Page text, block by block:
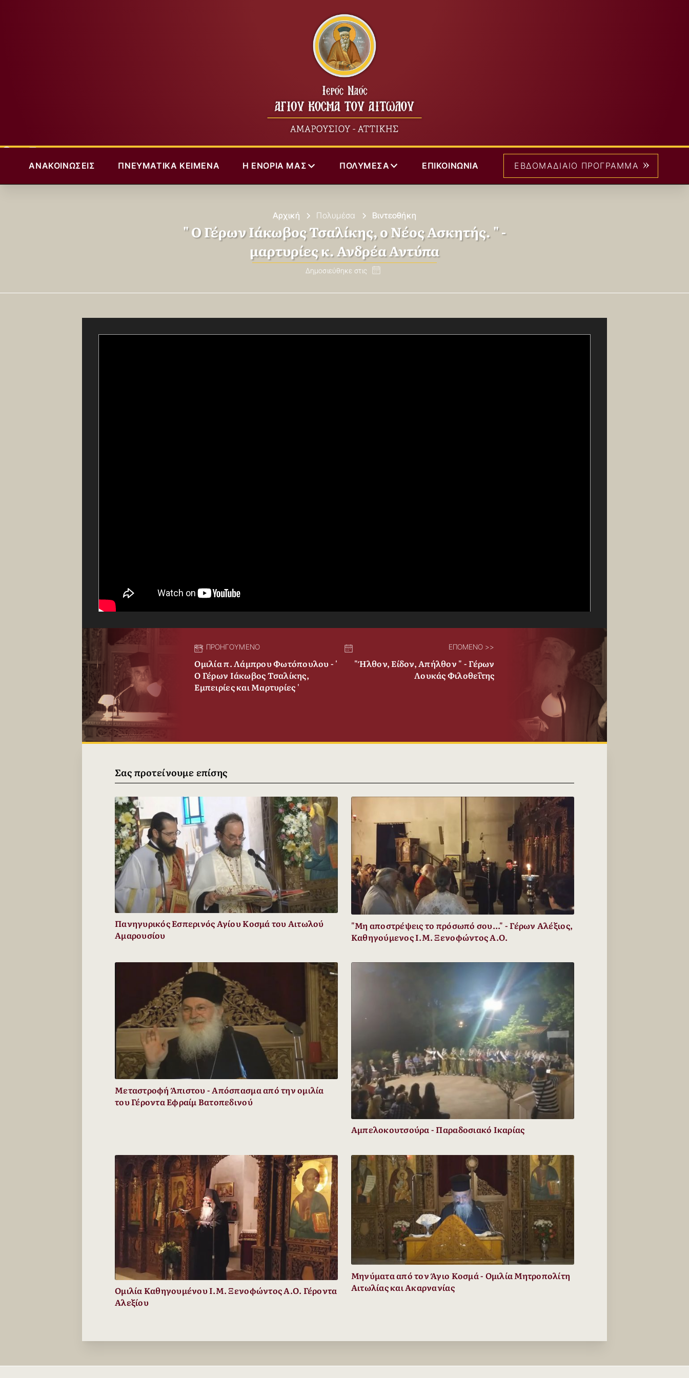
ΑΝΑΚΟΙΝΏΣΕΙΣ ΠΝΕΥΜΑΤΙΚΆ ΚΕΊΜΕΝΑ Η ΕΝΟΡΊΑ ΜΑΣ ΠΟΛΥΜΈΣΑ ΕΠΙΚΟΙΝΩΝΊΑ ΕΒΔΟΜΑΔΙΑΊΟ ΠΡΌΓΡΑΜΜΑ >
Αρχική Πολυμέσα Βιντεοθήκη
" Ο Γέρων Ιάκωβος Τσαλίκης, ο Νέος Ασκητής. " -
μαρτυρίες κ. Ανδρέα Αντύπα
Δημοσιεύθηκε στις
<< ΠΡΟΗΓΟΥΜΕΝΟ
Ομιλία π. Λάμπρου Φωτόπουλου - '
Ο Γέρων Ιάκωβος Τσαλίκης,
Εμπειρίες και Μαρτυρίες '
ΕΠΟΜΕΝΟ >>
" Ήλθον, Είδον, Απήλθον " - Γέρων
Λουκάς Φιλοθεΐτης
Σας προτείνουμε επίσης
Πανηγυρικός Εσπερινός Αγίου Κοσμά του Αιτωλού
Αμαρουσίου
"Μη αποστρέψεις το πρόσωπό σου..." - Γέρων Αλέξιος,
Καθηγούμενος Ι.Μ. Ξενοφώντος Α.Ο.
Μεταστροφή Άπιστου - Απόσπασμα από την ομιλία
του Γέροντα Εφραίμ Βατοπεδινού
Αμπελοκουτσούρα - Παραδοσιακό Ικαρίας
Ομιλία Καθηγουμένου Ι.Μ. Ξενοφώντος Α.Ο. Γέροντα
Αλεξίου
Μηνύματα από τον Άγιο Κοσμά - Ομιλία Μητροπολίτη
Αιτωλίας και Ακαρνανίας